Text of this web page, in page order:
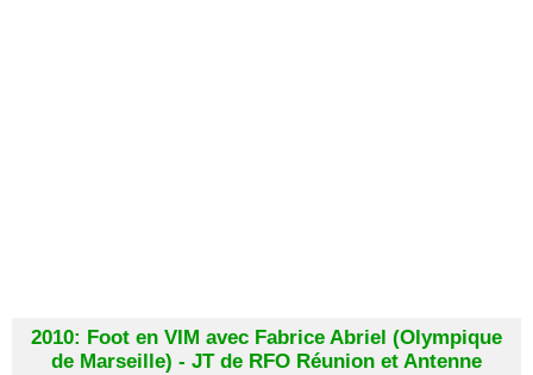
2010: Foot en VIM avec Fabrice Abriel (Olympique
de Marseille) - JT de RFO Réunion et Antenne